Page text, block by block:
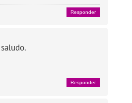
Responder
Responder